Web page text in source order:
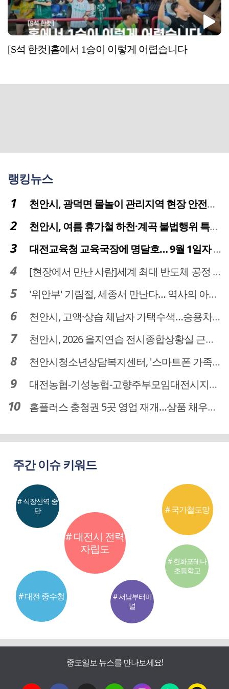
[S석 한컷]홈에서 1승이 이렇게 어렵습니다
랭킹뉴스
천안시, 광덕면 물놀이 관리지역 현장 안전점검 실시
천안시, 여름 휴가철 하천·계곡 불법행위 특별단속
대전교육청 교육국장에 명달호… 9월 1일자 181명 인사
[현장에서 만난 사람]세계 최대 반도체 공정 장비 제조 기업 ASML 한종호 매니저
'위안부' 기림절, 세종서 만난다… 역사의 아픔 치유, '평화의 장'
천안시, 고액·상습 체납자 가택수색…승용차 압류·공매 착수
천안시, 2026 을지연습 전시종합상황실 근무자 사전교육
천안시청소년상담복지센터, '스마트폰 가족치유캠프' 운영
대전농협-기성농헙-고향주부모임대전시지회, 이심점심 중식지원 봉사활동
홈플러스 충청권 5곳 영업 재개…상품 채우기 ‘속도전’
주간 이슈 키워드
# 대전시 전력
자립도
# 대전 중수청
# 국가철도망
# 식장산역 중
단
# 서남부터미
널
# 한화포레나
초등학교
중도일보 뉴스를 만나보세요!